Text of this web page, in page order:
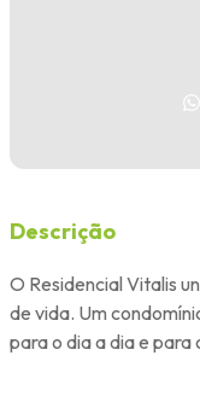
Descrição
O Residencial Vitalis
de vida. Um
para o dia a dia e